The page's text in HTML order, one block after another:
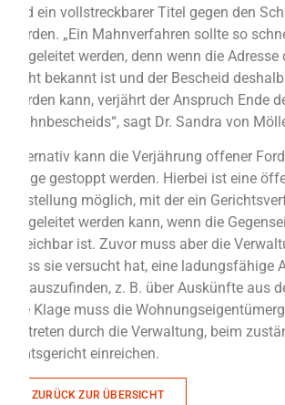
und ein vollstreckbarer Titel gegen den
werden. „Ein Mahnverfahren sollte so
eingeleitet werden, denn wenn die
nicht bekannt ist und der Bescheid
werden kann, verjährt der Anspruch Ende
Mahnbescheids“, sagt Dr. Sandra von
Alternativ kann die Verjährung offener
Klage gestoppt werden. Hierbei ist eine
Zustellung möglich, mit der ein
eingeleitet werden kann, wenn die
erreichbar ist. Zuvor muss aber die
dass sie versucht hat, eine ladungsfähige
herauszufinden, z. B. über Auskünfte aus
Die Klage muss die
vertreten durch die Verwaltung, beim
Amtsgericht einreichen.
ZURÜCK ZUR ÜBERSICHT